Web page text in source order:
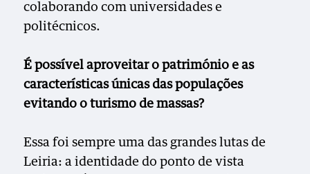
colaborando com universidades e
politécnicos.
É possível aproveitar o património e as
características únicas das populações
evitando o turismo de massas?
Essa foi sempre uma das grandes lutas de
Leiria: a identidade do ponto de vista